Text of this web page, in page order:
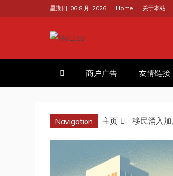
至
星期四, 06 8 月, 2026 Home 关于本站
我的里
商户广告 友情链接
Navigation 主页 移民涌入